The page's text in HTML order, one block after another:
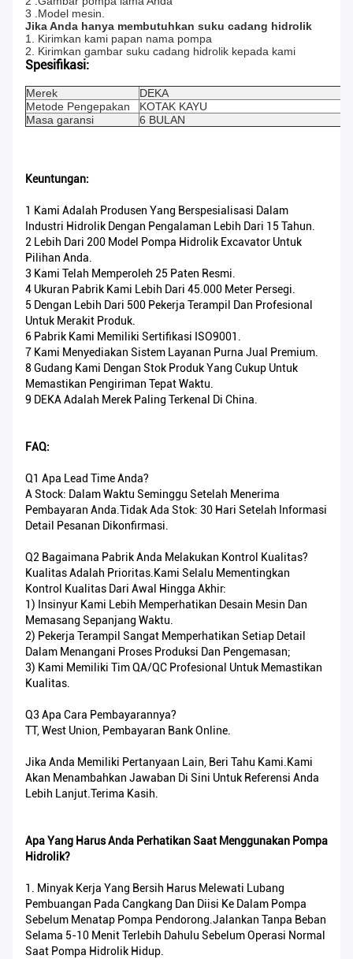
3 .Model mesin.
Jika Anda hanya membutuhkan suku cadang hidrolik
1. Kirimkan kami papan nama pompa
2. Kirimkan gambar suku cadang hidrolik kepada kami
Spesifikasi:
Merek
DEKA
Metode Pengepakan
KOTAK KAYU
Masa garansi
6 BULAN
Keuntungan:
1 Kami Adalah Produsen Yang Berspesialisasi Dalam
Industri Hidrolik Dengan Pengalaman Lebih Dari 15 Tahun.
2 Lebih Dari 200 Model Pompa Hidrolik Excavator Untuk
Pilihan Anda.
3 Kami Telah Memperoleh 25 Paten Resmi.
4 Ukuran Pabrik Kami Lebih Dari 45.000 Meter Persegi.
5 Dengan Lebih Dari 500 Pekerja Terampil Dan Profesional
Untuk Merakit Produk.
6 Pabrik Kami Memiliki Sertifikasi ISO9001.
7 Kami Menyediakan Sistem Layanan Purna Jual Premium.
8 Gudang Kami Dengan Stok Produk Yang Cukup Untuk
Memastikan Pengiriman Tepat Waktu.
9 DEKA Adalah Merek Paling Terkenal Di China.
FAQ:
Q1 Apa Lead Time Anda?
A Stock: Dalam Waktu Seminggu Setelah Menerima
Pembayaran Anda.Tidak Ada Stok: 30 Hari Setelah Informasi
Detail Pesanan Dikonfirmasi.
Q2 Bagaimana Pabrik Anda Melakukan Kontrol Kualitas?
Kualitas Adalah Prioritas.Kami Selalu Mementingkan
Kontrol Kualitas Dari Awal Hingga Akhir:
1) Insinyur Kami Lebih Memperhatikan Desain Mesin Dan
Memasang Sepanjang Waktu.
2) Pekerja Terampil Sangat Memperhatikan Setiap Detail
Dalam Menangani Proses Produksi Dan Pengemasan;
3) Kami Memiliki Tim QA/QC Profesional Untuk Memastikan
Kualitas.
Q3 Apa Cara Pembayarannya?
TT, West Union, Pembayaran Bank Online.
Jika Anda Memiliki Pertanyaan Lain, Beri Tahu Kami.Kami
Akan Menambahkan Jawaban Di Sini Untuk Referensi Anda
Lebih Lanjut.Terima Kasih.
Apa Yang Harus Anda Perhatikan Saat Menggunakan Pompa
Hidrolik?
1. Minyak Kerja Yang Bersih Harus Melewati Lubang
Pembuangan Pada Cangkang Dan Diisi Ke Dalam Pompa
Sebelum Menatap Pompa Pendorong.Jalankan Tanpa Beban
Selama 5-10 Menit Terlebih Dahulu Sebelum Operasi Normal
Saat Pompa Hidrolik Hidup.